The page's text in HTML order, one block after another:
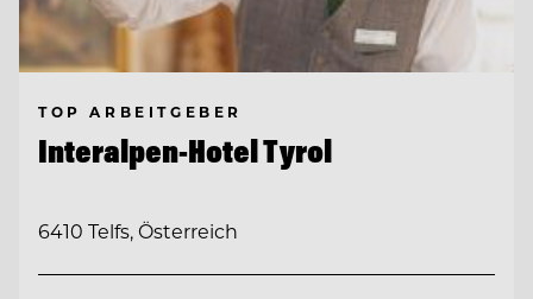
TOP ARBEITGEBER
Interalpen-Hotel Tyrol
6410 Telfs, Österreich